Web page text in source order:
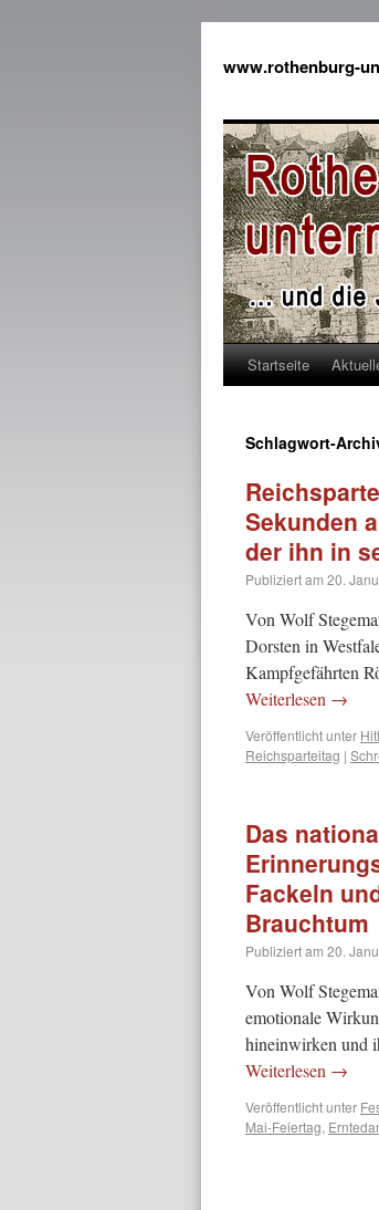
www.rothenburg-
Startseite
Schlagwort-
Sekunden
der ihn in
Publiziert am 20.
Von Wolf
Dorsten in
Kampfgefährten
Weiterlesen →
Veröffentlicht unter
Reichsparteitag |
Das
Fackeln
Brauchtum
Publiziert am 20.
Von Wolf
emotionale
hineinwirken und
Weiterlesen →
Veröffentlicht unter
Mai-Feiertag,